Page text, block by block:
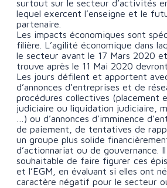
surtout sur le secteur d’activités
lequel exercent l’enseigne et le
partenaire.
Les impacts économiques sont
filière. L’agilité économique dans
le secteur avant le 17 Mars 2020
trouve après le 11 Mai 2020
Les jours défilent et apportent
d’annonces d’entreprises et de
procédures collectives (placement
judiciaire ou liquidation judiciaire,
…) ou d’annonces d’imminence
de paiement, de tentatives de
un groupe plus solide
d’actionnariat ou de gouvernance.
souhaitable de faire figurer ces
et l’EGM, en évaluant si elles ont
caractère négatif pour le secteur